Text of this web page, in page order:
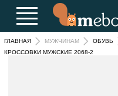
ГЛАВНАЯ МУЖЧИНАМ ОБУВЬ
КРОССОВКИ МУЖСКИЕ 2068-2